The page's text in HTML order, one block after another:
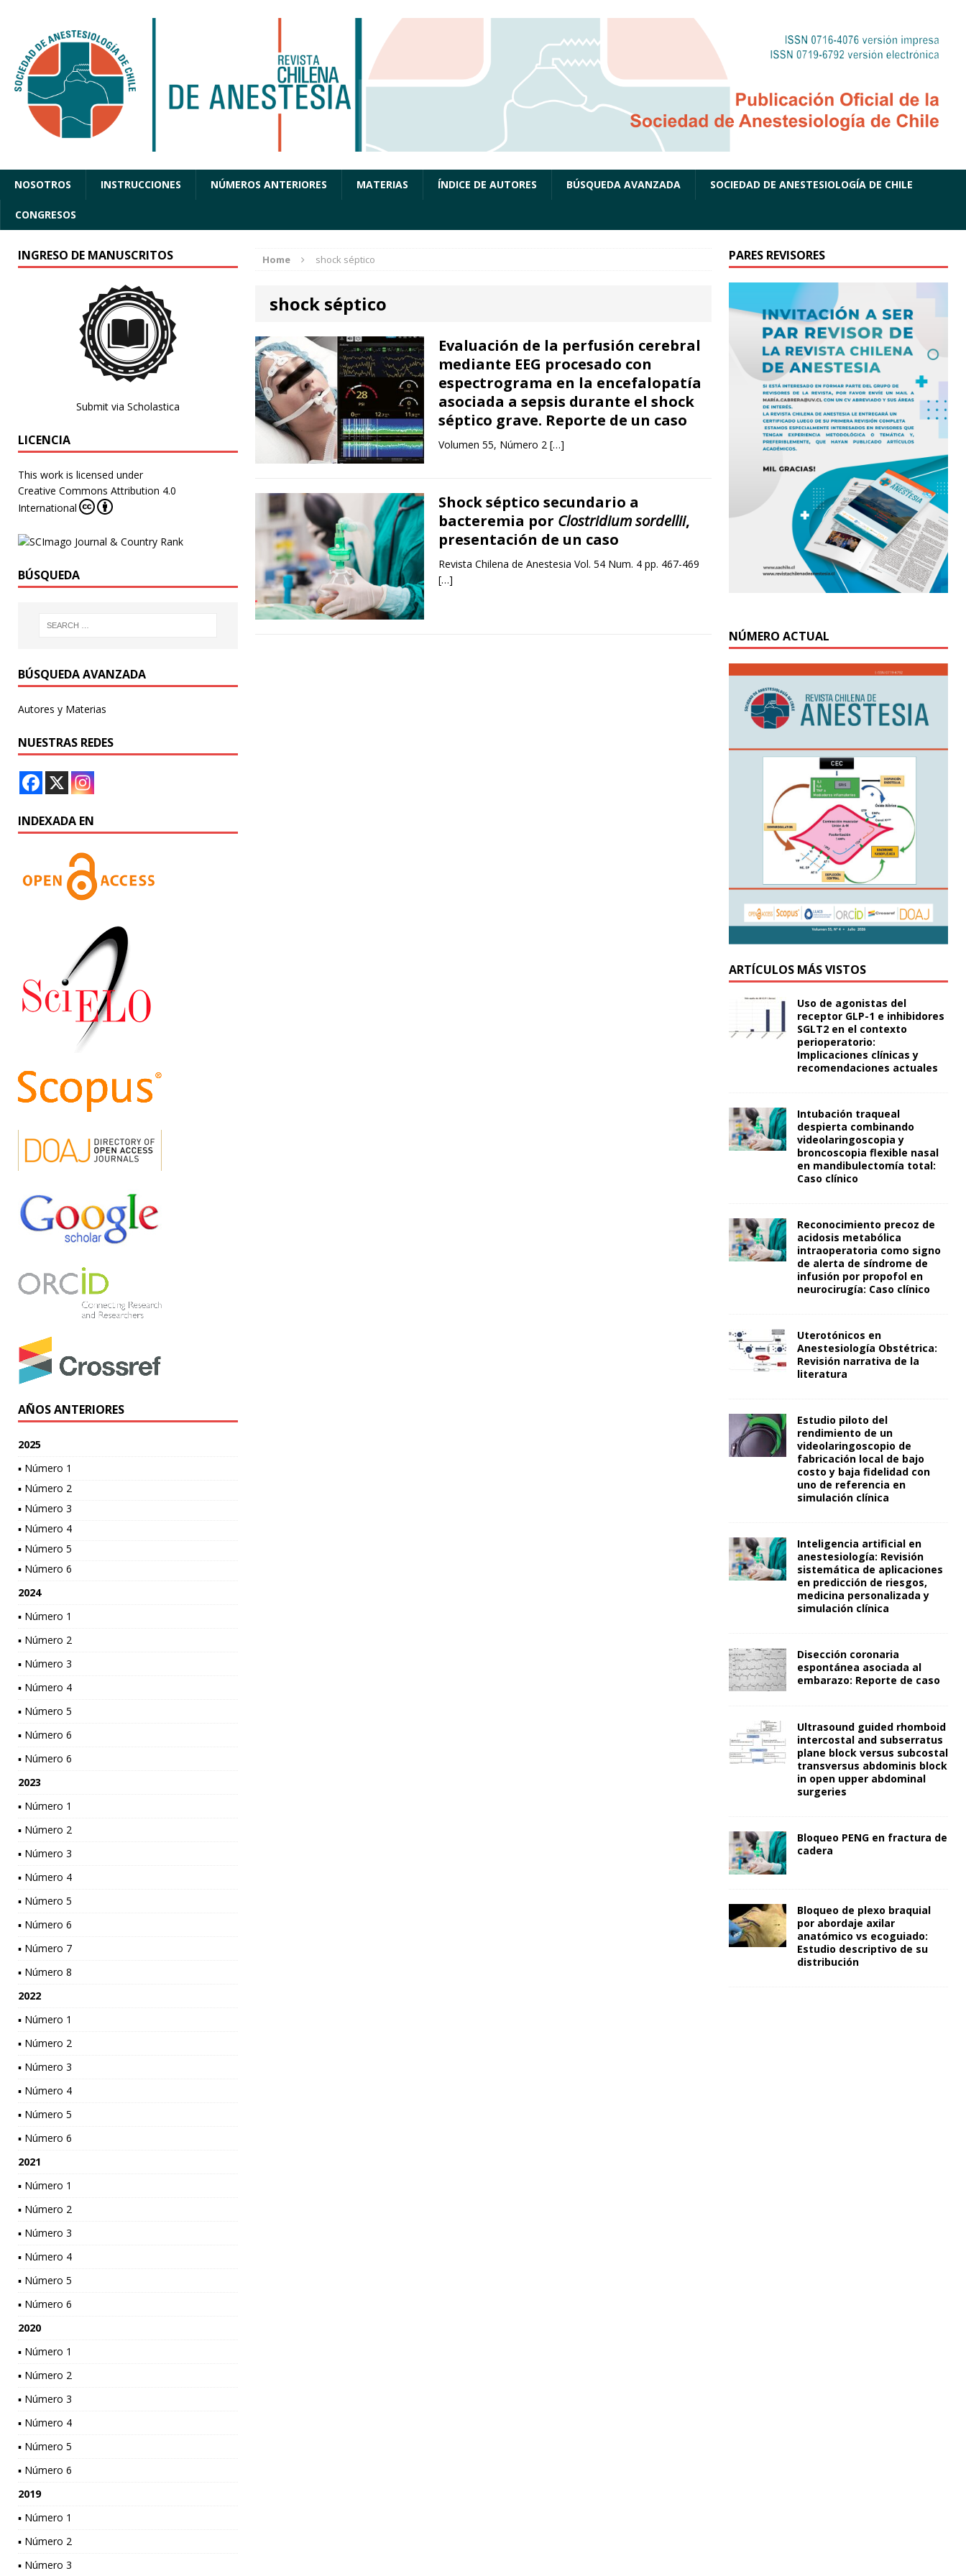
NOSOTROS INSTRUCCIONES NÚMEROS ANTERIORES MATERIAS ÍNDICE DE AUTORES BÚSQUEDA AVANZADA SOCIEDAD DE ANESTESIOLOGÍA DE CHILE
CONGRESOS
Home shock séptico
shock séptico
Evaluación de la perfusión cerebral
mediante EEG procesado con
espectrograma en la encefalopatía
asociada a sepsis durante el shock
séptico grave. Reporte de un caso
Volumen 55, Número 2 […]
Shock séptico secundario a
bacteremia por Clostridium sordellii,
presentación de un caso
Revista Chilena de Anestesia Vol. 54 Num. 4 pp. 467-469
[…]
INGRESO DE MANUSCRITOS
Submit via Scholastica
LICENCIA
This work is licensed under
Creative Commons Attribution 4.0
International
BÚSQUEDA
BÚSQUEDA AVANZADA
Autores y Materias
NUESTRAS REDES
INDEXADA EN
AÑOS ANTERIORES
2025
▪ Número 1
▪ Número 2
▪ Número 3
▪ Número 4
▪ Número 5
▪ Número 6
2024
▪ Número 1
▪ Número 2
▪ Número 3
▪ Número 4
▪ Número 5
▪ Número 6
▪ Número 6
2023
▪ Número 1
▪ Número 2
▪ Número 3
▪ Número 4
▪ Número 5
▪ Número 6
▪ Número 7
▪ Número 8
2022
▪ Número 1
▪ Número 2
▪ Número 3
▪ Número 4
▪ Número 5
▪ Número 6
2021
▪ Número 1
▪ Número 2
▪ Número 3
▪ Número 4
▪ Número 5
▪ Número 6
2020
▪ Número 1
▪ Número 2
▪ Número 3
▪ Número 4
▪ Número 5
▪ Número 6
2019
▪ Número 1
▪ Número 2
▪ Número 3
PARES REVISORES
NÚMERO ACTUAL
ARTÍCULOS MÁS VISTOS
Uso de agonistas del
receptor GLP-1 e inhibidores
SGLT2 en el contexto
perioperatorio:
Implicaciones clínicas y
recomendaciones actuales
Intubación traqueal
despierta combinando
videolaringoscopia y
broncoscopia flexible nasal
en mandibulectomía total:
Caso clínico
Reconocimiento precoz de
acidosis metabólica
intraoperatoria como signo
de alerta de síndrome de
infusión por propofol en
neurocirugía: Caso clínico
Uterotónicos en
Anestesiología Obstétrica:
Revisión narrativa de la
literatura
Estudio piloto del
rendimiento de un
videolaringoscopio de
fabricación local de bajo
costo y baja fidelidad con
uno de referencia en
simulación clínica
Inteligencia artificial en
anestesiología: Revisión
sistemática de aplicaciones
en predicción de riesgos,
medicina personalizada y
simulación clínica
Disección coronaria
espontánea asociada al
embarazo: Reporte de caso
Ultrasound guided rhomboid
intercostal and subserratus
plane block versus subcostal
transversus abdominis block
in open upper abdominal
surgeries
Bloqueo PENG en fractura de
cadera
Bloqueo de plexo braquial
por abordaje axilar
anatómico vs ecoguiado:
Estudio descriptivo de su
distribución